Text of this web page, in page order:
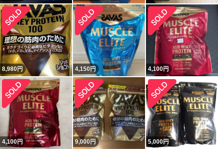
8,980円 4,150円 4,100円
4,100円 9,000円 5,000円